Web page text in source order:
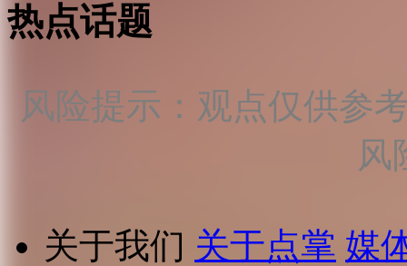
热点话题
风险提示：观点仅供参
风
关于我们 关于点掌 媒